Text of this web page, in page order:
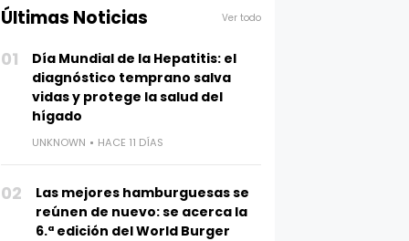
Últimas Noticias Ver todo
01
Día Mundial de la Hepatitis: el
diagnóstico temprano salva
vidas y protege la salud del
hígado
UNKNOWN HACE 11 DÍAS
02
Las mejores hamburguesas se
reúnen de nuevo: se acerca la
6.ª edición del World Burger